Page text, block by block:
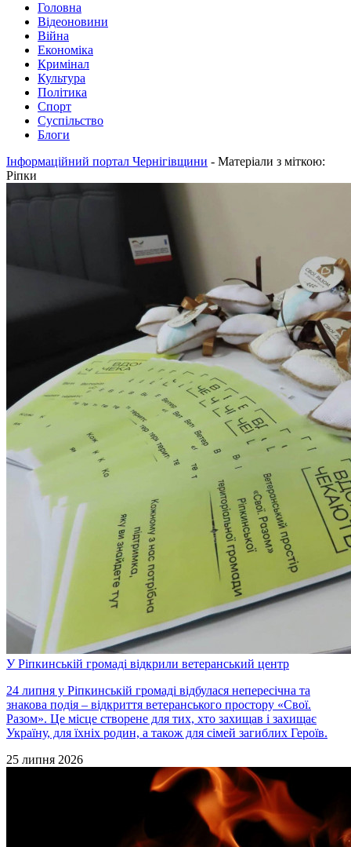
Головна
Відеоновини
Війна
Економіка
Кримінал
Культура
Політика
Спорт
Суспільство
Блоги
Інформаційний портал Чернігівщини - Матеріали з міткою:
Ріпки
У Ріпкинській громаді відкрили ветеранський центр
24 липня у Ріпкинській громаді відбулася непересічна та
знакова подія – відкриття ветеранського простору «Свої.
Разом». Це місце створене для тих, хто захищав і захищає
Україну, для їхніх родин, а також для сімей загиблих Героїв.
25 липня 2026